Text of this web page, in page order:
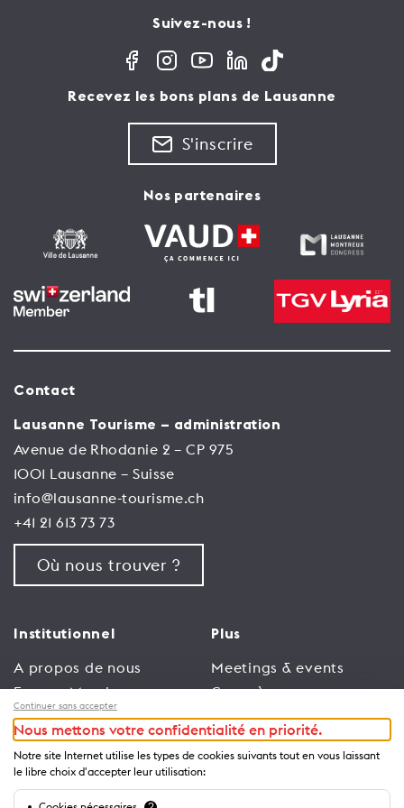
Suivez-nous !
Recevez les bons plans de Lausanne
S'inscrire
Nos partenaires
Contact
Lausanne Tourisme – administration
Avenue de Rhodanie 2 – CP 975
1001 Lausanne – Suisse
info@lausanne-tourisme.ch
+41 21 613 73 73
Où nous trouver ?
Institutionnel
A propos de nous
Espace Membres
Emploi
Conditions générales
d’utilisation
Politique de
Plus
Meetings & events
Congrès
Trade
Espace Médias
Annonceurs
Brochures et guides
Continuer sans accepter
Nous mettons votre confidentialité en priorité.
Notre site Internet utilise les types de cookies suivants tout en vous laissant
le libre choix d'accepter leur utilisation: